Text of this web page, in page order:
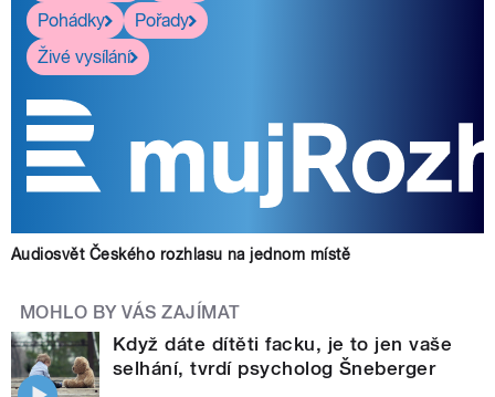
Pohádky
Pořady
Živé vysílání
Audiosvět Českého rozhlasu na jednom místě
MOHLO BY VÁS ZAJÍMAT
Když dáte dítěti facku, je to jen vaše
selhání, tvrdí psycholog Šneberger